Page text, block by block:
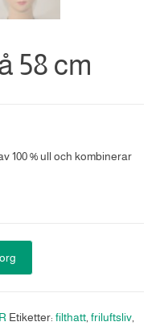
58 cm
100 % ull och kombinerar
Etiketter: filthatt friluftsliv